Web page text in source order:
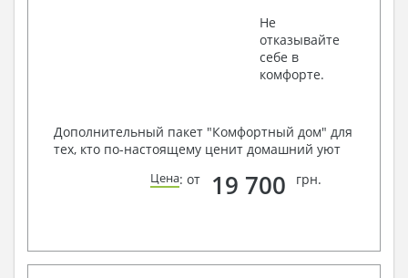
Не
отказывайте
себе в
комфорте.
Дополнительный пакет "Комфортный дом" для
тех, кто по-настоящему ценит домашний уют
Цена: от 19 700 грн.